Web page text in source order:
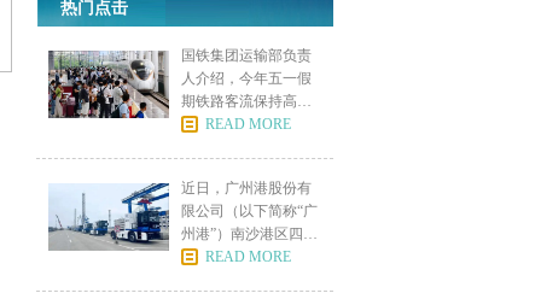
热门点击
国铁集团运输部负责
人介绍，今年五一假
期铁路客流保持高位
运行，READ MORE
近日，广州港股份有
限公司（以下简称“广
州港”）南沙港区四期
全 READ MORE